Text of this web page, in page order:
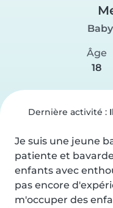
Âge
18
Dernière activité :
Je suis une jeune
patiente et
enfants avec
pas encore
m'occuper des